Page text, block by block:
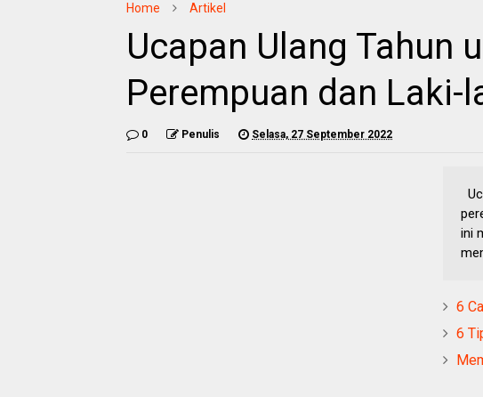
Home Artikel
Ucapan Ulang Tahun
Perempuan dan Laki-
0 Penulis Selasa, 27 September 2022
ini
6
6